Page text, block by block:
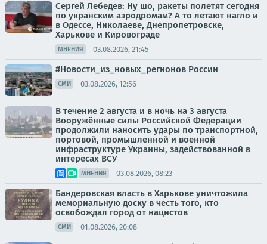
Сергей Лебедев: Ну шо, ракеты полетят сегодня
по укранским аэродромам? А то летают нагло и
в Одессе, Николаеве, Днепропетровске,
Харькове и Кировограде
МНЕНИЯ 03.08.2026, 21:45
#Новости_из_новых_регионов России
СМИ 03.08.2026, 12:56
В течение 2 августа и в ночь на 3 августа
Вооружённые силы Российской Федерации
продолжили наносить удары по транспортной,
портовой, промышленной и военной
инфраструктуре Украины, задействованной в
интересах ВСУ
МНЕНИЯ 03.08.2026, 08:23
Бандеровская власть в Харькове уничтожила
мемориальную доску в честь того, кто
освобождал город от нацистов
СМИ 01.08.2026, 20:08